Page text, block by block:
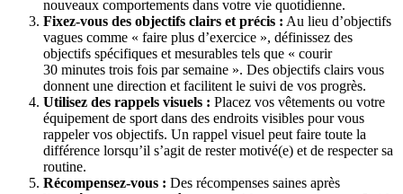
nouveaux comportements dans votre vie quotidienne.
Fixez-vous des objectifs clairs et précis : Au lieu d’objectifs
vagues comme « faire plus d’exercice », définissez des
objectifs spécifiques et mesurables tels que « courir
30 minutes trois fois par semaine ». Des objectifs clairs vous
donnent une direction et facilitent le suivi de vos progrès.
Utilisez des rappels visuels : Placez vos vêtements ou votre
équipement de sport dans des endroits visibles pour vous
rappeler vos objectifs. Un rappel visuel peut faire toute la
différence lorsqu’il s’agit de rester motivé(e) et de respecter sa
routine.
Récompensez-vous : Des récompenses saines après